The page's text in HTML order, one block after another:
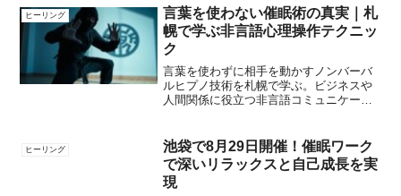
ヒーリング
言葉を使わない催眠術の真実｜札
幌で学ぶ非言語心理操作テクニッ
ク
言葉を使わずに相手を動かすノンバーバ
ルヒプノ技術を札幌で学ぶ。ビジネスや
人間関係に役立つ非言語コミュニケーシ
ヒーリング
池袋で8月29日開催！催眠ワーク
で深いリラックスと自己成長を実
現